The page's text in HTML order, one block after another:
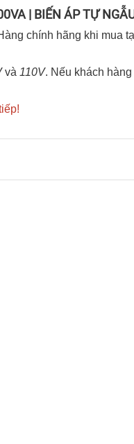
| BIẾN ÁP TỰ
chính hãng khi mua
và 110V. Nếu khách